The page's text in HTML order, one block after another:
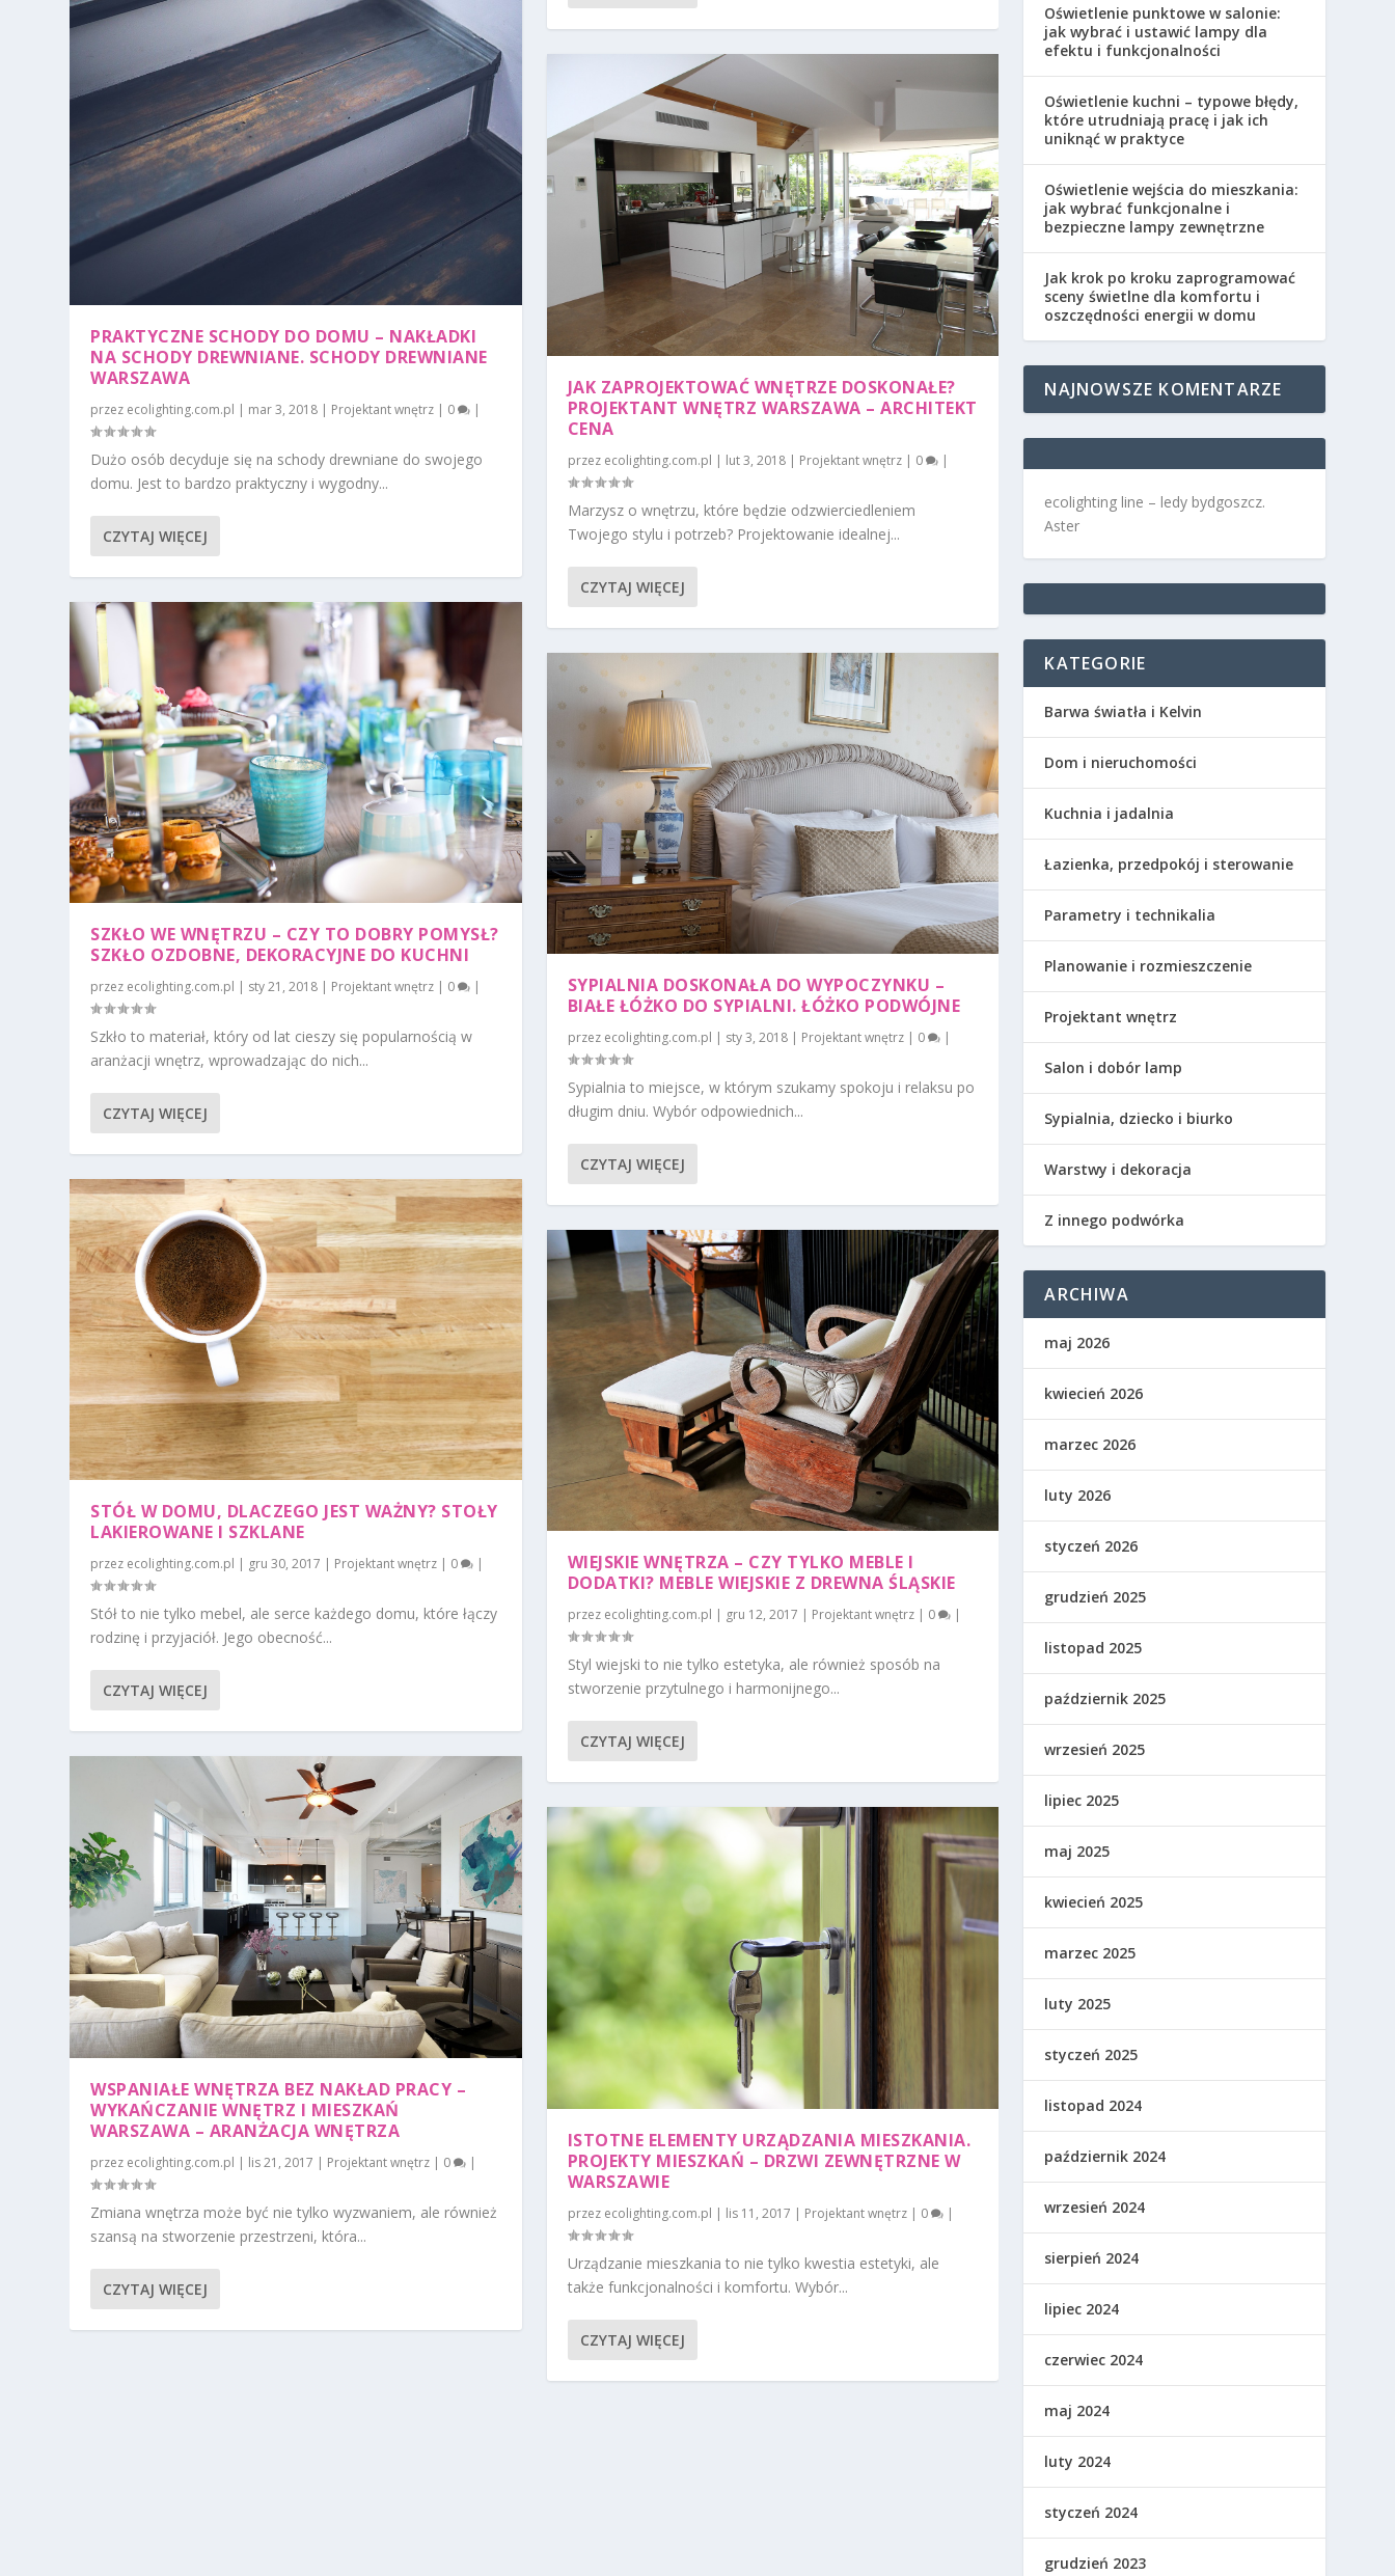
PRAKTYCZNE SCHODY DO DOMU – NAKŁADKI
NA SCHODY DREWNIANE. SCHODY DREWNIANE
WARSZAWA
przez ecolighting.com.pl | mar 3, 2018 | Projektant wnętrz | 0 |
Dużo osób decyduje się na schody drewniane do swojego
domu. Jest to bardzo praktyczny i wygodny...
CZYTAJ WIĘCEJ
SZKŁO WE WNĘTRZU – CZY TO DOBRY POMYSŁ?
SZKŁO OZDOBNE, DEKORACYJNE DO KUCHNI
przez ecolighting.com.pl | sty 21, 2018 | Projektant wnętrz | 0 |
Szkło to materiał, który od lat cieszy się popularnością w
aranżacji wnętrz, wprowadzając do nich...
CZYTAJ WIĘCEJ
STÓŁ W DOMU, DLACZEGO JEST WAŻNY? STOŁY
LAKIEROWANE I SZKLANE
przez ecolighting.com.pl | gru 30, 2017 | Projektant wnętrz | 0 |
Stół to nie tylko mebel, ale serce każdego domu, które łączy
rodzinę i przyjaciół. Jego obecność...
CZYTAJ WIĘCEJ
WSPANIAŁE WNĘTRZA BEZ NAKŁAD PRACY –
WYKAŃCZANIE WNĘTRZ I MIESZKAŃ
WARSZAWA – ARANŻACJA WNĘTRZA
przez ecolighting.com.pl | lis 21, 2017 | Projektant wnętrz | 0 |
Zmiana wnętrza może być nie tylko wyzwaniem, ale również
szansą na stworzenie przestrzeni, która...
CZYTAJ WIĘCEJ
JAK ZAPROJEKTOWAĆ WNĘTRZE DOSKONAŁE?
PROJEKTANT WNĘTRZ WARSZAWA – ARCHITEKT
CENA
przez ecolighting.com.pl | lut 3, 2018| Projektant wnętrz| 0 |
Marzysz o wnętrzu, które będzie odzwierciedleniem
Twojego stylu i potrzeb? Projektowanie idealnej...
CZYTAJ WIĘCEJ
SYPIALNIA DOSKONAŁA DO WYPOCZYNKU –
BIAŁE ŁÓŻKO DO SYPIALNI. ŁÓŻKO PODWÓJNE
przez ecolighting.com.pl | sty 3, 2018| Projektant wnętrz| 0 |
Sypialnia to miejsce, w którym szukamy spokoju i relaksu po
długim dniu. Wybór odpowiednich...
CZYTAJ WIĘCEJ
WIEJSKIE WNĘTRZA – CZY TYLKO MEBLE I
DODATKI? MEBLE WIEJSKIE Z DREWNA ŚLĄSKIE
przez ecolighting.com.pl | gru 12, 2017 | Projektant wnętrz| 0 |
Styl wiejski to nie tylko estetyka, ale również sposób na
stworzenie przytulnego i harmonijnego...
CZYTAJ WIĘCEJ
ISTOTNE ELEMENTY URZĄDZANIA MIESZKANIA.
PROJEKTY MIESZKAŃ – DRZWI ZEWNĘTRZNE W
WARSZAWIE
przez ecolighting.com.pl | lis 11, 2017 | Projektant wnętrz| 0 |
Urządzanie mieszkania to nie tylko kwestia estetyki, ale
także funkcjonalności i komfortu. Wybór...
CZYTAJ WIĘCEJ
Oświetlenie punktowe w salonie:
jak wybrać i ustawić lampy dla
efektu i funkcjonalności
Oświetlenie kuchni – typowe błędy,
które utrudniają pracę i jak ich
uniknąć w praktyce
Oświetlenie wejścia do mieszkania:
jak wybrać funkcjonalne i
bezpieczne lampy zewnętrzne
Jak krok po kroku zaprogramować
sceny świetlne dla komfortu i
oszczędności energii w domu
NAJNOWSZE KOMENTARZE
ecolighting line – ledy bydgoszcz.
Aster
KATEGORIE
Barwa światła i Kelvin
Dom i nieruchomości
Kuchnia i jadalnia
Łazienka, przedpokój i sterowanie
Parametry i technikalia
Planowanie i rozmieszczenie
Projektant wnętrz
Salon i dobór lamp
Sypialnia, dziecko i biurko
Warstwy i dekoracja
Z innego podwórka
ARCHIWA
maj 2026
kwiecień 2026
marzec 2026
luty 2026
styczeń 2026
grudzień 2025
listopad 2025
październik 2025
wrzesień 2025
lipiec 2025
maj 2025
kwiecień 2025
marzec 2025
luty 2025
styczeń 2025
listopad 2024
październik 2024
wrzesień 2024
sierpień 2024
lipiec 2024
czerwiec 2024
maj 2024
luty 2024
styczeń 2024
grudzień 2023